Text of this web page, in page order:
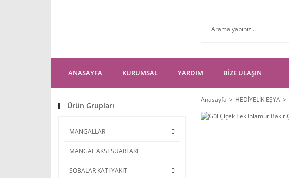
ANASAYFA KURUMSAL YARDIM BİZE ULAŞIN
Ürün Grupları
MANGALLAR
MANGAL AKSESUARLARI
SOBALAR KATI YAKIT
Anasayfa HEDİYELİK EŞYA